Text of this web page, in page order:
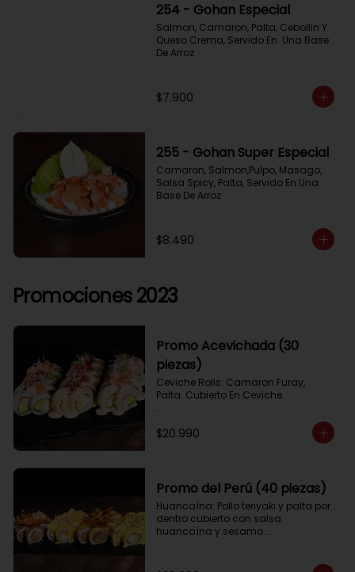
254 - Gohan Especial
Salmon, Camaron, Palta, Cebollin Y
Queso Crema, Servido En  Una Base
De Arroz
$7.900
255 - Gohan Super Especial
Camaron, Salmon,Pulpo, Masago,
Salsa Spicy, Palta, Servido En Una
Base De Arroz
$8.490
Promociones 2023
Promo Acevichada (30
piezas)
Ceviche Rolls: Camaron Furay,
Palta. Cubierto En Ceviche.
Acevichado Rolls: Camaron Furay,
Palta. Cubierto Con Pescado Blanco
queso crema y palta, frito en panko.
Coronado con salsa acevichada,
toques de cebolla, aji limo y cilantro
$20.990
Promo del Perú (40 piezas)
Huancaína: Pollo teriyaki y palta por
dentro cubierto con salsa
huancaína y sesamo.
dentro cubierto con lomo fino